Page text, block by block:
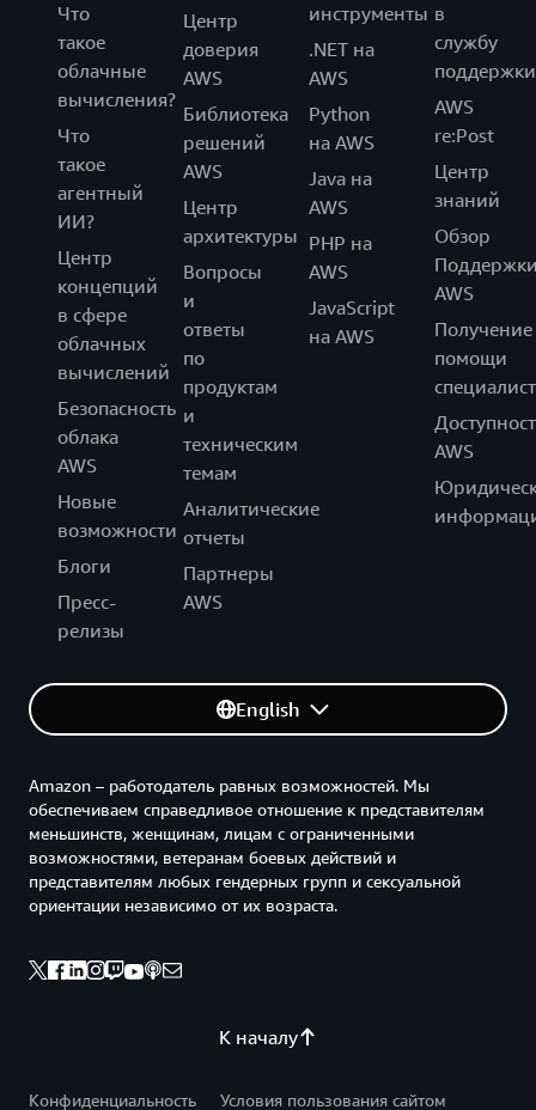
Что
такое
облачные
вычисления?
Что
такое
агентный
ИИ?
Центр
концепций
в сфере
облачных
вычислений
Безопасность
облака
AWS
Новые
возможности
Блоги
Пресс-
релизы
Центр
доверия
AWS
Библиотека
решений
AWS
Центр
архитектуры
Вопросы
и
ответы
по
продуктам
и
техническим
темам
Аналитические
отчеты
Партнеры
AWS
инструменты
.NET на
AWS
Python
на AWS
Java на
AWS
PHP на
AWS
JavaScript
на AWS
в
службу
поддержки
AWS
re:Post
Центр
знаний
Обзор
AWS
Получение
помощи
AWS
English
К началу
Amazon – работодатель равных возможностей. Мы
обеспечиваем справедливое отношение к представителям
меньшинств, женщинам, лицам с ограниченными
возможностями, ветеранам боевых действий и
представителям любых гендерных групп и сексуальной
ориентации независимо от их возраста.
Конфиденциальность Условия пользования сайтом